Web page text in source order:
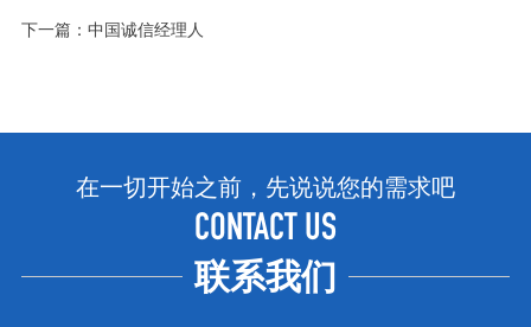
下一篇： 中国诚信经理人
在一切开始之前，先说说您的需求吧
CONTACT US
联系我们